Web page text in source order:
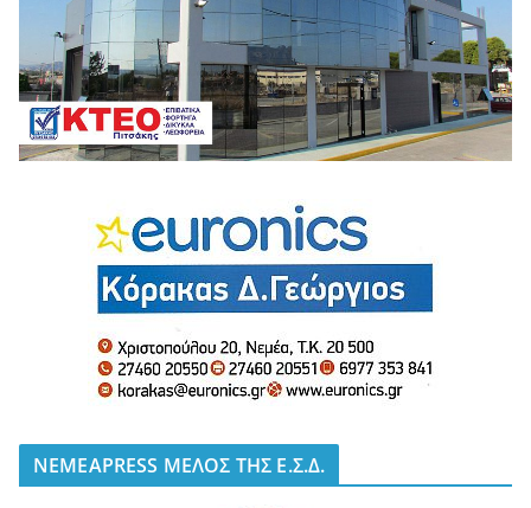
NEMEAPRESS ΜΕΛΟΣ ΤΗΣ Ε.Σ.Δ.